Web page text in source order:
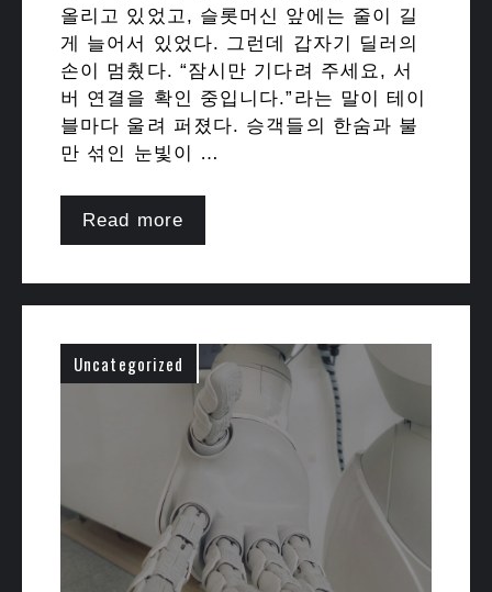
올리고 있었고, 슬롯머신 앞에는 줄이 길
게 늘어서 있었다. 그런데 갑자기 딜러의
손이 멈췄다. “잠시만 기다려 주세요, 서
버 연결을 확인 중입니다.”라는 말이 테이
블마다 울려 퍼졌다. 승객들의 한숨과 불
만 섞인 눈빛이 …
Read more
Uncategorized